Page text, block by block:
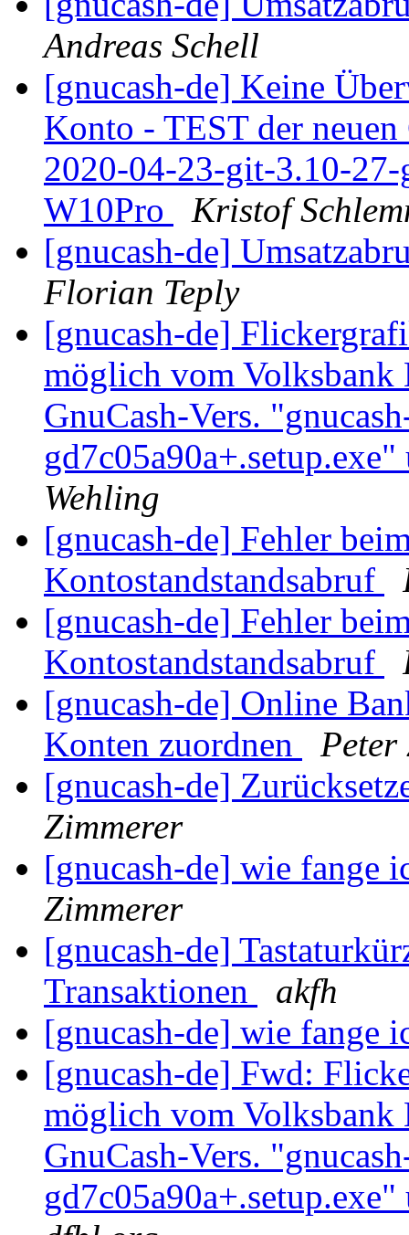
Andreas Schell
[gnucash-de] Keine
Konto - TEST der
2020-04-23-git-3.10-27-
W10Pro
Kristof
[gnucash-de]
Florian Teply
[gnucash-de]
möglich vom Volksbank
GnuCash-Vers.
Wehling
[gnucash-de] Fehler
Kontostandstandsabruf
[gnucash-de] Fehler
Kontostandstandsabruf
[gnucash-de] Online
Konten zuordnen
Peter
[gnucash-de]
Zimmerer
[gnucash-de] wie fange
Zimmerer
[gnucash-de]
Transaktionen
akfh
[gnucash-de] wie fange
[gnucash-de] Fwd:
möglich vom Volksbank
GnuCash-Vers.